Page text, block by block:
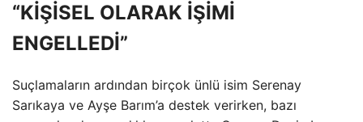
“KİŞİSEL OLARAK İŞİMİ
ENGELLEDİ”
Suçlamaların ardından birçok ünlü isim Serenay
Sarıkaya ve Ayşe Barım’a destek verirken, bazı